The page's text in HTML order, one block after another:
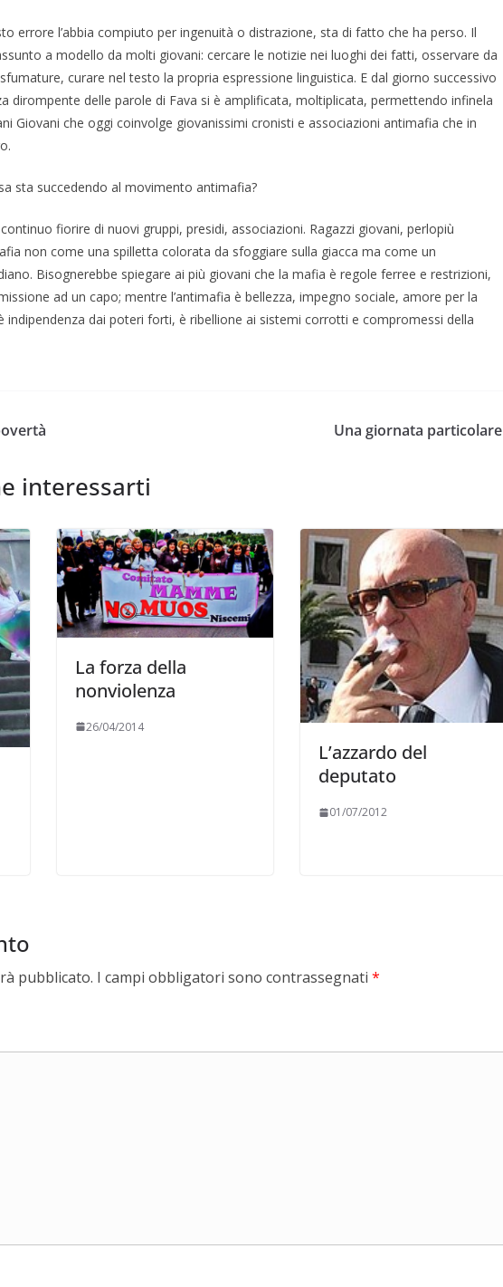
er­rore l’abbia compiuto per ingenuità o distraz­ione, sta di fatto che ha perso. Il
a modello da molti giovani: cercare le notizie nei luoghi dei fatti, osservare da
curare nel testo la propria espressione linguistica. E dal gior­no successivo
dirompen­te delle parole di Fava si è amplificata, moltiplicata, permettendo infinela
Giovani che oggi coinvolge giovanissimi cronisti e associa­zioni antimafia che in
sta suc­cedendo al movimento antimafia?
fiorire di nuovi gruppi, presidi, associa­zioni. Ragazzi giovani, perlopiù
non come una spilletta colorata da sfoggiare sulla giacca ma come un
Bisognerebbe spiegare ai più gio­vani che la mafia è regole ferree e restri­zioni,
ad un capo; mentre l’antimafia è bel­lezza, impegno sociale, amore per la
dai poteri forti, è ribellione ai sistemi corrotti e compromessi della
Una giornata particolare
interessarti
La forza della
nonviolenza
26/04/2014
L’azzardo del
deputato
01/07/2012
pubblicato. I campi obbligatori sono contrassegnati *